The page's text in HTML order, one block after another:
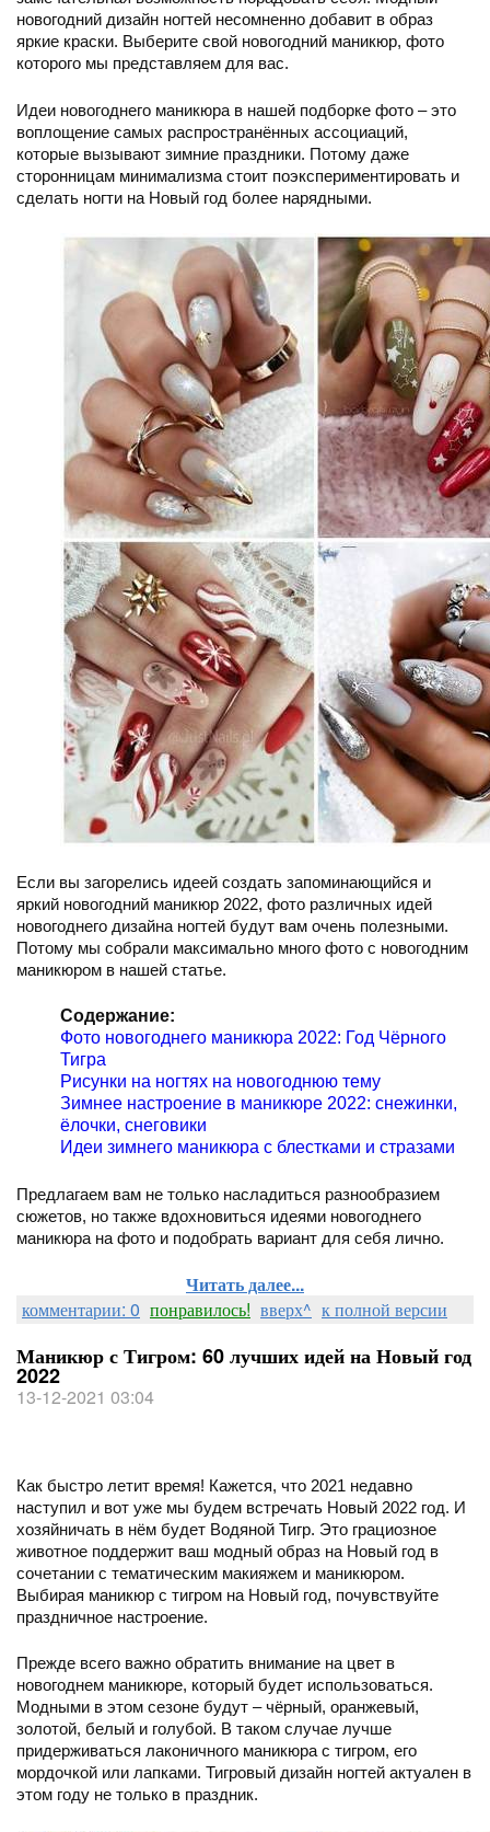
новогодний дизайн ногтей несомненно добавит в образ
яркие краски. Выберите свой новогодний маникюр, фото
которого мы представляем для вас.
Идеи новогоднего маникюра в нашей подборке фото – это
воплощение самых распространённых ассоциаций,
которые вызывают зимние праздники. Потому даже
сторонницам минимализма стоит поэкспериментировать и
сделать ногти на Новый год более нарядными.
Если вы загорелись идеей создать запоминающийся и
яркий новогодний маникюр 2022, фото различных идей
новогоднего дизайна ногтей будут вам очень полезными.
Потому мы собрали максимально много фото с новогодним
маникюром в нашей статье.
Содержание:
Фото новогоднего маникюра 2022: Год Чёрного
Тигра
Рисунки на ногтях на новогоднюю тему
Зимнее настроение в маникюре 2022: снежинки,
ёлочки, снеговики
Идеи зимнего маникюра с блестками и стразами
Предлагаем вам не только насладиться разнообразием
сюжетов, но также вдохновиться идеями новогоднего
маникюра на фото и подобрать вариант для себя лично.
Читать далее...
комментарии: 0 понравилось! вверх^ к полной версии
Маникюр с Тигром: 60 лучших идей на Новый год
2022
13-12-2021 03:04
Как быстро летит время! Кажется, что 2021 недавно
наступил и вот уже мы будем встречать Новый 2022 год. И
хозяйничать в нём будет Водяной Тигр. Это грациозное
животное поддержит ваш модный образ на Новый год в
сочетании с тематическим макияжем и маникюром.
Выбирая маникюр с тигром на Новый год, почувствуйте
праздничное настроение.
Прежде всего важно обратить внимание на цвет в
новогоднем маникюре, который будет использоваться.
Модными в этом сезоне будут – чёрный, оранжевый,
золотой, белый и голубой. В таком случае лучше
придерживаться лаконичного маникюра с тигром, его
мордочкой или лапками. Тигровый дизайн ногтей актуален в
этом году не только в праздник.